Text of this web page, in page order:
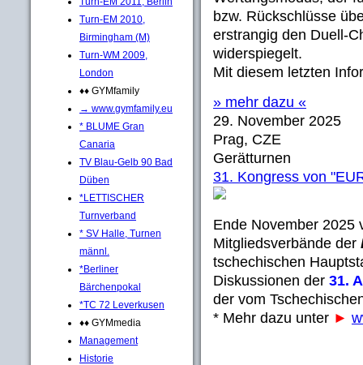
Turn-EM 2010,
Birmingham (M)
Turn-WM 2009,
London
♦♦ GYMfamily
→ www.gymfamily.eu
* BLUME Gran
Canaria
TV Blau-Gelb 90 Bad
Düben
*LETTISCHER
Turnverband
* SV Halle, Turnen
männl.
*Berliner
Bärchenpokal
*TC 72 Leverkusen
♦♦ GYMmedia
Management
Historie
bzw. Rückschlüsse
erstrangig den Duell-
widerspiegelt.
Mit diesem letzten
» mehr dazu «
29. November 2025
Prag, CZE
Gerätturnen
31. Kongress von
Ende November 2025
Mitgliedsverbände der
tschechischen
Diskussionen der 31.
der vom
* Mehr dazu unter ►